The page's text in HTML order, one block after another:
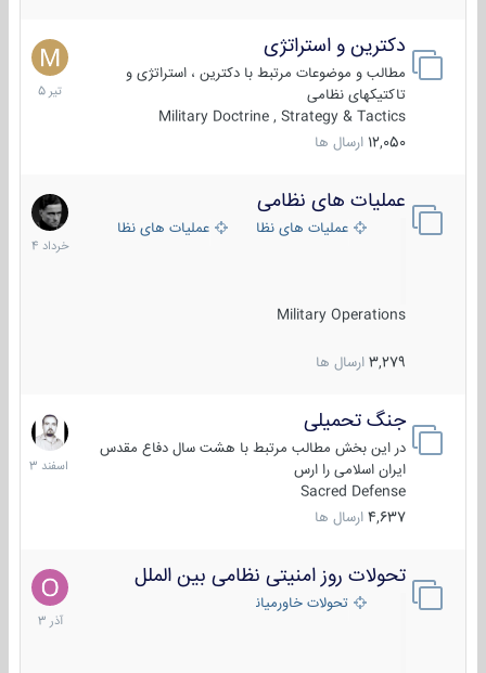
دکترین و استراتژی
مطالب و موضوعات مرتبط با دکترین ، استراتژی و
تاکتیکهای نظامی
Military Doctrine , Strategy & Tactics
12,050 ارسال ها
27
تیر
1405
عملیات های نظامی
عملیات های نظامی ایرانعملیات های نظامی خارجی
Military Operations
3,279 ارسال ها
5
خرداد
1404
جنگ تحمیلی
در این بخش مطالب مرتبط با هشت سال دفاع مقدس
ایران اسلامی را ارس
Sacred Defense
4,637 ارسال ها
20
اسفند
1403
تحولات روز امنیتی نظامی بین الملل
تحولات خاورمیانه
21
آذر
1403